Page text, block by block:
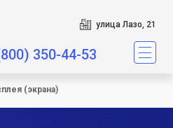
улица Лазо, 21
350-44-53
(экрана)